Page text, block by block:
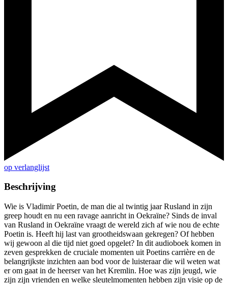
op verlanglijst
Beschrijving
Wie is Vladimir Poetin, de man die al twintig jaar Rusland in zijn
greep houdt en nu een ravage aanricht in Oekraïne? Sinds de inval
van Rusland in Oekraïne vraagt de wereld zich af wie nou de echte
Poetin is. Heeft hij last van grootheidswaan gekregen? Of hebben
wij gewoon al die tijd niet goed opgelet? In dit audioboek komen in
zeven gesprekken de cruciale momenten uit Poetins carrière en de
belangrijkste inzichten aan bod voor de luisteraar die wil weten wat
er om gaat in de heerser van het Kremlin. Hoe was zijn jeugd, wie
zijn zijn vrienden en welke sleutelmomenten hebben zijn visie op de